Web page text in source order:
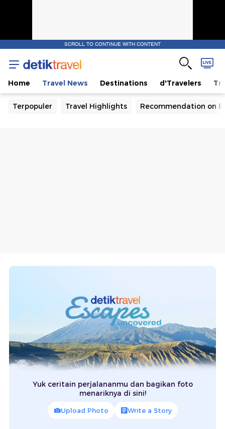
SCROLL TO CONTINUE WITH CONTENT
Home Travel News Destinations d'Travelers
Terpopuler Travel Highlights Recommendation on
Yuk ceritain perjalananmu dan bagikan foto
menariknya di sini!
Upload Photo Write a Story